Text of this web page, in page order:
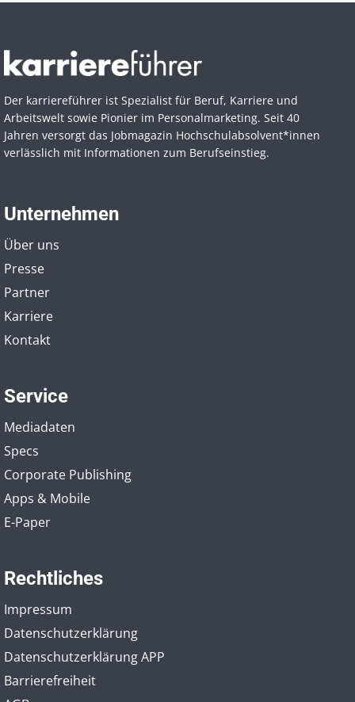
Der karriereführer ist Spezialist für Beruf, Karriere und
Arbeitswelt sowie Pionier im Personal­marketing. Seit 40
Jahren versorgt das Jobmagazin Hochschul­absolvent*innen
verlässlich mit Informationen zum Berufseinstieg.
Unternehmen
Über uns
Presse
Partner
Karriere
Kontakt
Service
Mediadaten
Specs
Corporate Publishing
Apps & Mobile
E-Paper
Rechtliches
Impressum
Datenschutzerklärung
Datenschutzerklärung APP
Barrierefreiheit